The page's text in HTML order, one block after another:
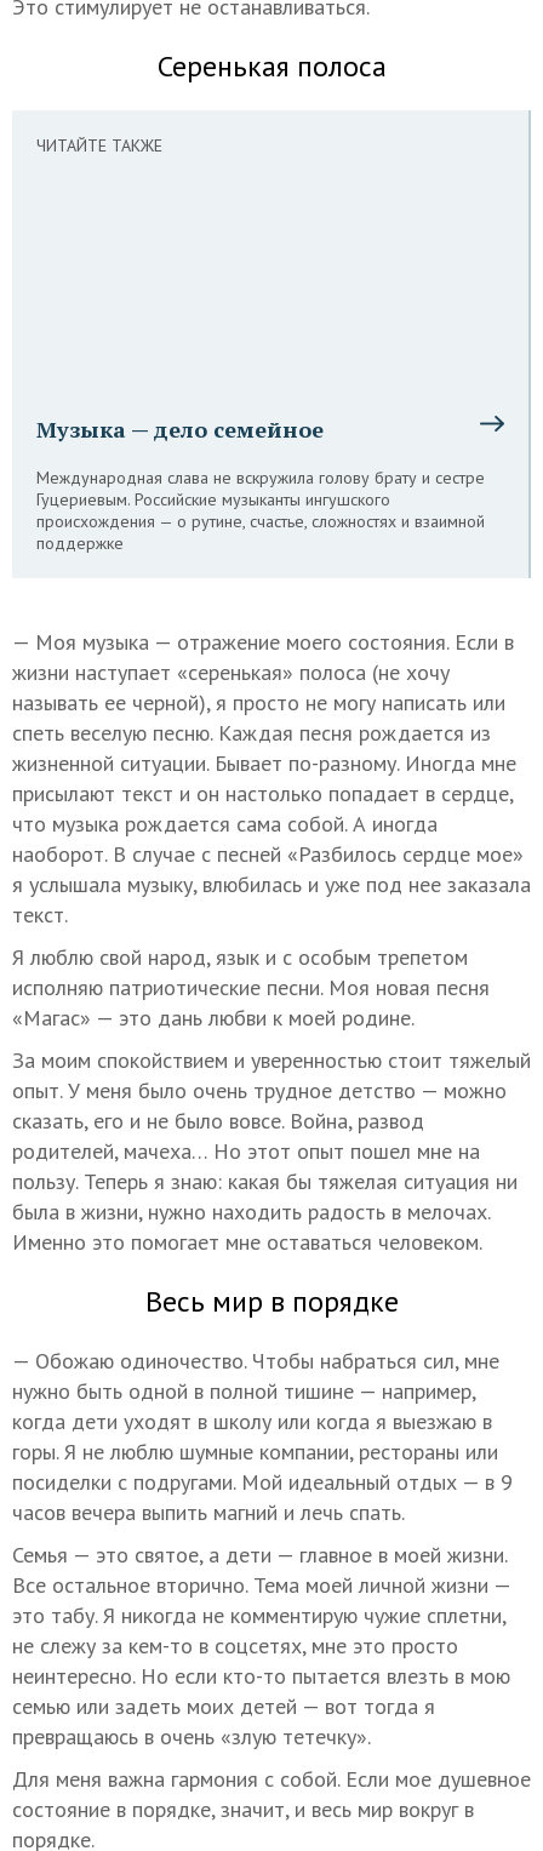
Это стимулирует не останавливаться.
Серенькая полоса
ЧИТАЙТЕ ТАКЖЕ
Музыка — дело семейное
Международная слава не вскружила голову брату и сестре
Гуцериевым. Российские музыканты ингушского
происхождения — о рутине, счастье, сложностях и взаимной
поддержке
— Моя музыка — отражение моего состояния. Если в
жизни наступает «серенькая» полоса (не хочу
называть ее черной), я просто не могу написать или
спеть веселую песню. Каждая песня рождается из
жизненной ситуации. Бывает по-разному. Иногда мне
присылают текст и он настолько попадает в сердце,
что музыка рождается сама собой. А иногда
наоборот. В случае с песней «Разбилось сердце мое»
я услышала музыку, влюбилась и уже под нее заказала
текст.
Я люблю свой народ, язык и с особым трепетом
исполняю патриотические песни. Моя новая песня
«Магас» — это дань любви к моей родине.
За моим спокойствием и уверенностью стоит тяжелый
опыт. У меня было очень трудное детство — можно
сказать, его и не было вовсе. Война, развод
родителей, мачеха… Но этот опыт пошел мне на
пользу. Теперь я знаю: какая бы тяжелая ситуация ни
была в жизни, нужно находить радость в мелочах.
Именно это помогает мне оставаться человеком.
Весь мир в порядке
— Обожаю одиночество. Чтобы набраться сил, мне
нужно быть одной в полной тишине — например,
когда дети уходят в школу или когда я выезжаю в
горы. Я не люблю шумные компании, рестораны или
посиделки с подругами. Мой идеальный отдых — в 9
часов вечера выпить магний и лечь спать.
Семья — это святое, а дети — главное в моей жизни.
Все остальное вторично. Тема моей личной жизни —
это табу. Я никогда не комментирую чужие сплетни,
не слежу за кем-то в соцсетях, мне это просто
неинтересно. Но если кто-то пытается влезть в мою
семью или задеть моих детей — вот тогда я
превращаюсь в очень «злую тетечку».
Для меня важна гармония с собой. Если мое душевное
состояние в порядке, значит, и весь мир вокруг в
порядке.